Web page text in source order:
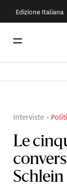
Edizione Italiana
Le
Schlein
Interviste